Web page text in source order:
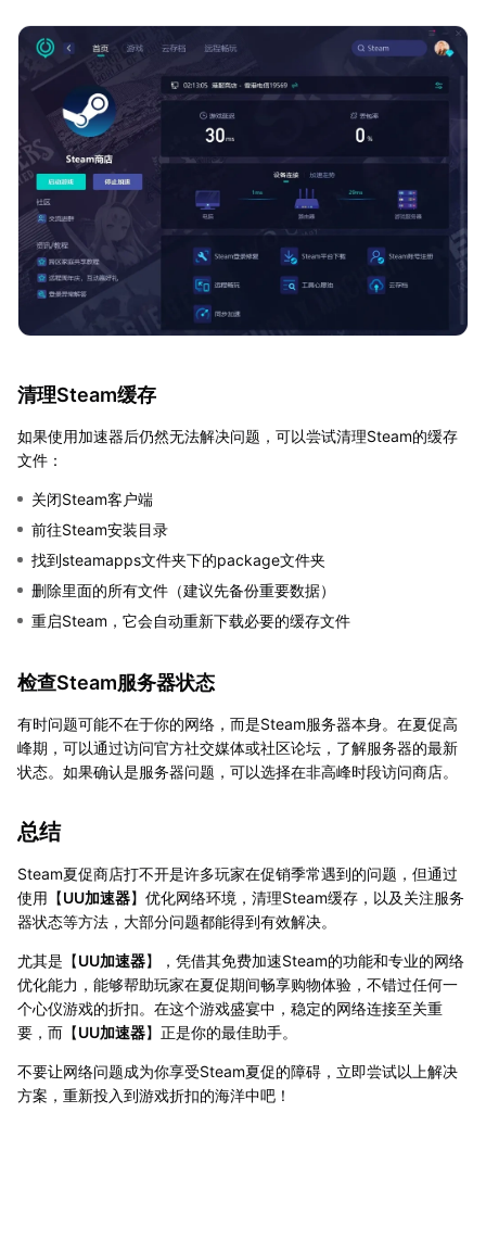
清理Steam缓存
如果使用加速器后仍然无法解决问题，可以尝试清理Steam的缓存
文件：
关闭Steam客户端
前往Steam安装目录
找到steamapps文件夹下的package文件夹
删除里面的所有文件（建议先备份重要数据）
重启Steam，它会自动重新下载必要的缓存文件
检查Steam服务器状态
有时问题可能不在于你的网络，而是Steam服务器本身。在夏促高
峰期，可以通过访问官方社交媒体或社区论坛，了解服务器的最新
状态。如果确认是服务器问题，可以选择在非高峰时段访问商店。
总结
Steam夏促商店打不开是许多玩家在促销季常遇到的问题，但通过
使用【UU加速器】优化网络环境，清理Steam缓存，以及关注服务
器状态等方法，大部分问题都能得到有效解决。
尤其是【UU加速器】，凭借其免费加速Steam的功能和专业的网络
优化能力，能够帮助玩家在夏促期间畅享购物体验，不错过任何一
个心仪游戏的折扣。在这个游戏盛宴中，稳定的网络连接至关重
要，而【UU加速器】正是你的最佳助手。
不要让网络问题成为你享受Steam夏促的障碍，立即尝试以上解决
方案，重新投入到游戏折扣的海洋中吧！